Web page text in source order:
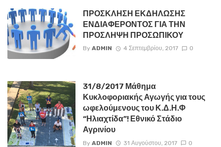
ΠΡΟΣΚΛΗΣΗ ΕΚΔΗΛΩΣΗΣ
ΕΝΔΙΑΦΕΡΟΝΤΟΣ ΓΙΑ ΤΗΝ
ΠΡΟΣΛΗΨΗ ΠΡΟΣΩΠΙΚΟΥ
By ADMIN 4 Σεπτεμβρίου, 2017 0
31/8/2017 Μάθημα
Κυκλοφοριακής Αγωγής για τους
ωφελούμενους του Κ.Δ.Η.Φ
“Ηλιαχτίδα”! Εθνικό Στάδιο
Αγρινίου
By ADMIN 31 Αυγούστου, 2017 0